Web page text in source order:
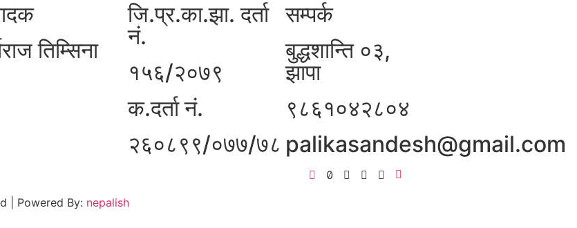
तिम्सिना
जि.प्र.का.झा. दर्ता
नं.
१५६/२०७९
क.दर्ता नं.
२६०८९९/०७७/७८
सम्पर्क
बुद्धशान्ति ०३,
झापा
९८६१०४२८०४
palikasandesh@gmail.com
| Powered By: nepalish